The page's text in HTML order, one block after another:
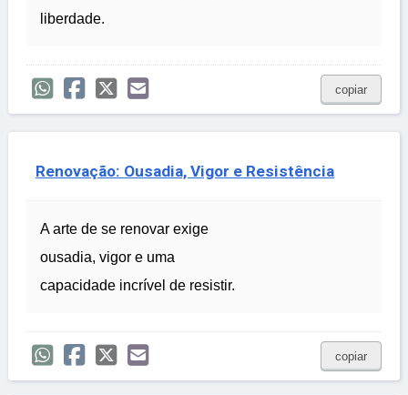
liberdade.
copiar
Renovação: Ousadia, Vigor e Resistência
A arte de se renovar exige
ousadia, vigor e uma
capacidade incrível de resistir.
copiar